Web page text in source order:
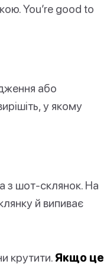
You’re good to
або
у якому
з шот-склянок. На
й випиває
крутити. Якщо це